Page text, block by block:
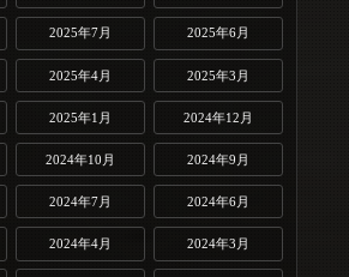
2025年7月 2025年6月
2025年4月 2025年3月
2025年1月 2024年12月
2024年10月 2024年9月
2024年7月 2024年6月
2024年4月 2024年3月